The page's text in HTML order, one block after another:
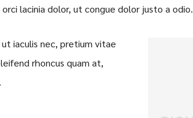
lacinia dolor, ut congue dolor justo a odio.
iaculis nec, pretium vitae
rhoncus quam at,